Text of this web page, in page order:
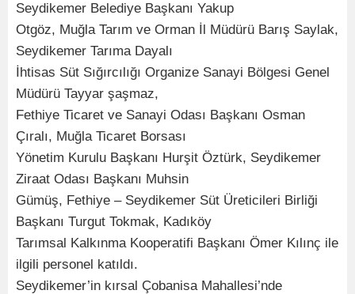
Seydikemer Belediye Başkanı Yakup
Otgöz, Muğla Tarım ve Orman İl Müdürü Barış Saylak,
Seydikemer Tarıma Dayalı
İhtisas Süt Sığırcılığı Organize Sanayi Bölgesi Genel
Müdürü Tayyar şaşmaz,
Fethiye Ticaret ve Sanayi Odası Başkanı Osman
Çıralı, Muğla Ticaret Borsası
Yönetim Kurulu Başkanı Hurşit Öztürk, Seydikemer
Ziraat Odası Başkanı Muhsin
Gümüş, Fethiye – Seydikemer Süt Üreticileri Birliği
Başkanı Turgut Tokmak, Kadıköy
Tarımsal Kalkınma Kooperatifi Başkanı Ömer Kılınç ile
ilgili personel katıldı.
Seydikemer’in kırsal Çobanisa Mahallesi’nde